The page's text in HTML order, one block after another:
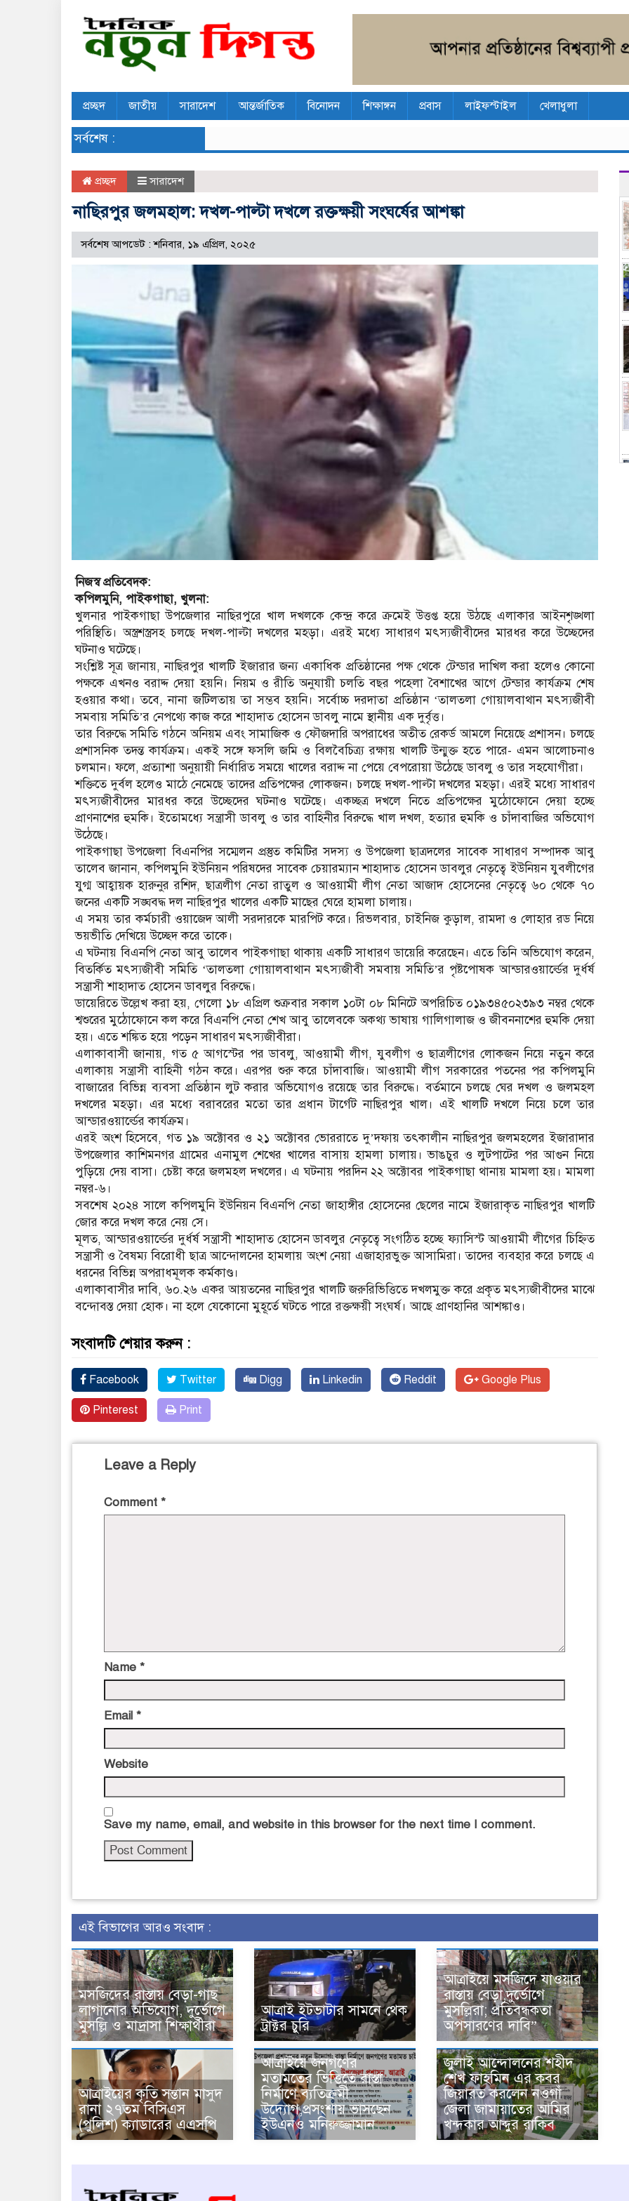
প্রচ্ছদ জাতীয় সারাদেশ আন্তর্জাতিক বিনোদন শিক্ষাঙ্গন প্রবাস লাইফস্টাইল খেলাধুলা
সর্বশেষ :
প্রচ্ছদ সারাদেশ
নাছিরপুর জলমহাল: দখল-পাল্টা দখলে রক্তক্ষয়ী সংঘর্ষের আশঙ্কা
সর্বশেষ আপডেট : শনিবার, ১৯ এপ্রিল, ২০২৫
নিজস্ব প্রতিবেদক:
কপিলমুনি, পাইকগাছা, খুলনা:
খুলনার পাইকগাছা উপজেলার নাছিরপুরে খাল দখলকে কেন্দ্র করে ক্রমেই উত্তপ্ত হয়ে উঠছে এলাকার আইনশৃঙ্খলা
পরিস্থিতি। অস্ত্রশস্ত্রসহ চলছে দখল-পাল্টা দখলের মহড়া। এরই মধ্যে সাধারণ মৎস্যজীবীদের মারধর করে উচ্ছেদের
ঘটনাও ঘটেছে।
সংশ্লিষ্ট সূত্র জানায়, নাছিরপুর খালটি ইজারার জন্য একাধিক প্রতিষ্ঠানের পক্ষ থেকে টেন্ডার দাখিল করা হলেও কোনো
পক্ষকে এখনও বরাদ্দ দেয়া হয়নি। নিয়ম ও রীতি অনুযায়ী চলতি বছর পহেলা বৈশাখের আগে টেন্ডার কার্যক্রম শেষ
হওয়ার কথা। তবে, নানা জটিলতায় তা সম্ভব হয়নি। সর্বোচ্চ দরদাতা প্রতিষ্ঠান ‘তালতলা গোয়ালবাথান মৎস্যজীবী
সমবায় সমিতি’র নেপথ্যে কাজ করে শাহাদাত হোসেন ডাবলু নামে স্থানীয় এক দুর্বৃত্ত।
তার বিরুদ্ধে সমিতি গঠনে অনিয়ম এবং সামাজিক ও ফৌজদারি অপরাধের অতীত রেকর্ড আমলে নিয়েছে প্রশাসন। চলছে
প্রশাসনিক তদন্ত কার্যক্রম। একই সঙ্গে ফসলি জমি ও বিলবৈচিত্র্য রক্ষায় খালটি উন্মুক্ত হতে পারে- এমন আলোচনাও
চলমান। ফলে, প্রত্যাশা অনুয়ায়ী নির্ধারিত সময়ে খালের বরাদ্দ না পেয়ে বেপরোয়া উঠেছে ডাবলু ও তার সহযোগীরা।
শক্তিতে দুর্বল হলেও মাঠে নেমেছে তাদের প্রতিপক্ষের লোকজন। চলছে দখল-পাল্টা দখলের মহড়া। এরই মধ্যে সাধারণ
মৎস্যজীবীদের মারধর করে উচ্ছেদের ঘটনাও ঘটেছে। একচ্ছত্র দখলে নিতে প্রতিপক্ষের মুঠোফোনে দেয়া হচ্ছে
প্রাণনাশের হুমকি। ইতোমধ্যে সন্ত্রাসী ডাবলু ও তার বাহিনীর বিরুদ্ধে খাল দখল, হত্যার হুমকি ও চাঁদাবাজির অভিযোগ
উঠেছে।
পাইকগাছা উপজেলা বিএনপির সম্মেলন প্রস্তুত কমিটির সদস্য ও উপজেলা ছাত্রদলের সাবেক সাধারণ সম্পাদক আবু
তালেব জানান, কপিলমুনি ইউনিয়ন পরিষদের সাবেক চেয়ারম্যান শাহাদাত হোসেন ডাবলুর নেতৃত্বে ইউনিয়ন যুবলীগের
যুগ্ম আহ্বায়ক হারুনুর রশিদ, ছাত্রলীগ নেতা রাতুল ও আওয়ামী লীগ নেতা আজাদ হোসেনের নেতৃত্বে ৬০ থেকে ৭০
জনের একটি সঙ্ঘবদ্ধ দল নাছিরপুর খালের একটি মাছের ঘেরে হামলা চালায়।
এ সময় তার কর্মচারী ওয়াজেদ আলী সরদারকে মারপিট করে। রিভলবার, চাইনিজ কুড়াল, রামদা ও লোহার রড নিয়ে
ভয়ভীতি দেখিয়ে উচ্ছেদ করে তাকে।
এ ঘটনায় বিএনপি নেতা আবু তালেব পাইকগাছা থাকায় একটি সাধারণ ডায়েরি করেছেন। এতে তিনি অভিযোগ করেন,
বিতর্কিত মৎস্যজীবী সমিতি ‘তালতলা গোয়ালবাথান মৎস্যজীবী সমবায় সমিতি’র পৃষ্টপোষক আন্ডারওয়ার্ল্ডের দুর্ধর্ষ
সন্ত্রাসী শাহাদাত হোসেন ডাবলুর বিরুদ্ধে।
ডায়েরিতে উল্লেখ করা হয়, গেলো ১৮ এপ্রিল শুক্রবার সকাল ১০টা ০৮ মিনিটে অপরিচিত ০১৯৩৪৫০২৩৯৩ নম্বর থেকে
শ্বশুরের মুঠোফোনে কল করে বিএনপি নেতা শেখ আবু তালেবকে অকথ্য ভাষায় গালিগালাজ ও জীবননাশের হুমকি দেয়া
হয়। এতে শঙ্কিত হয়ে পড়েন সাধারণ মৎস্যজীবীরা।
এলাকাবাসী জানায়, গত ৫ আগস্টের পর ডাবলু, আওয়ামী লীগ, যুবলীগ ও ছাত্রলীগের লোকজন নিয়ে নতুন করে
এলাকায় সন্ত্রাসী বাহিনী গঠন করে। এরপর শুরু করে চাঁদাবাজি। আওয়ামী লীগ সরকারের পতনের পর কপিলমুনি
বাজারের বিভিন্ন ব্যবসা প্রতিষ্ঠান লুট করার অভিযোগও রয়েছে তার বিরুদ্ধে। বর্তমানে চলছে ঘের দখল ও জলমহল
দখলের মহড়া। এর মধ্যে বরাবরের মতো তার প্রধান টার্গেট নাছিরপুর খাল। এই খালটি দখলে নিয়ে চলে তার
আন্ডারওয়ার্ল্ডের কার্যক্রম।
এরই অংশ হিসেবে, গত ১৯ অক্টোবর ও ২১ অক্টোবর ভোররাতে দু’দফায় তৎকালীন নাছিরপুর জলমহলের ইজারাদার
উপজেলার কাশিমনগর গ্রামের এনামুল শেখের খালের বাসায় হামলা চালায়। ভাঙচুর ও লুটপাটের পর আগুন নিয়ে
পুড়িয়ে দেয় বাসা। চেষ্টা করে জলমহল দখলের। এ ঘটনায় পরদিন ২২ অক্টোবর পাইকগাছা থানায় মামলা হয়। মামলা
নম্বর-৬।
সবশেষ ২০২৪ সালে কপিলমুনি ইউনিয়ন বিএনপি নেতা জাহাঙ্গীর হোসেনের ছেলের নামে ইজারাকৃত নাছিরপুর খালটি
জোর করে দখল করে নেয় সে।
মূলত, আন্ডারওয়ার্ল্ডের দুর্ধর্ষ সন্ত্রাসী শাহাদাত হোসেন ডাবলুর নেতৃত্বে সংগঠিত হচ্ছে ফ্যাসিস্ট আওয়ামী লীগের চিহ্নিত
সন্ত্রাসী ও বৈষম্য বিরোধী ছাত্র আন্দোলনের হামলায় অংশ নেয়া এজাহারভুক্ত আসামিরা। তাদের ব্যবহার করে চলছে এ
ধরনের বিভিন্ন অপরাধমূলক কর্মকাণ্ড।
এলাকাবাসীর দাবি, ৬০.২৬ একর আয়তনের নাছিরপুর খালটি জরুরিভিত্তিতে দখলমুক্ত করে প্রকৃত মৎস্যজীবীদের মাঝে
বন্দোবস্ত দেয়া হোক। না হলে যেকোনো মুহূর্তে ঘটতে পারে রক্তক্ষয়ী সংঘর্ষ। আছে প্রাণহানির আশঙ্কাও।
সংবাদটি শেয়ার করুন :
Facebook Twitter Digg Linkedin Reddit Google Plus
Pinterest Print
Leave a Reply
Comment *
Name *
Email *
Website
Save my name, email, and website in this browser for the next time I comment.
এই বিভাগের আরও সংবাদ :
মসজিদের রাস্তায় বেড়া-গাছ
লাগানোর অভিযোগ, দুর্ভোগে
মুসল্লি ও মাদ্রাসা শিক্ষার্থীরা
আত্রাই ইটভাটার সামনে থেক
ট্রাক্টর চুরি
আত্রাইয়ে মসজিদে যাওয়ার
রাস্তায় বেড়া,দুর্ভোগে
মুসল্লিরা; প্রতিবন্ধকতা
অপসারণের দাবি”
আত্রাইয়ের কৃতি সন্তান মাসুদ
রানা ২৭তম বিসিএস
(পুলিশ) ক্যাডারের এএসপি
আত্রাইয়ে জনগণের
মতামতের ভিত্তিতে রাস্তা
নির্মাণে ব্যতিক্রমী
উদ্যোগ,প্রসংশায় ভাসছেন
ইউএনও মনিরুজ্জামান
জুলাই আন্দোলনের শহীদ
শেখ ফাহমিন এর কবর
জিয়ারত করলেন নওগাঁ
জেলা জামায়াতের আমির
খন্দকার আব্দুর রাকিব